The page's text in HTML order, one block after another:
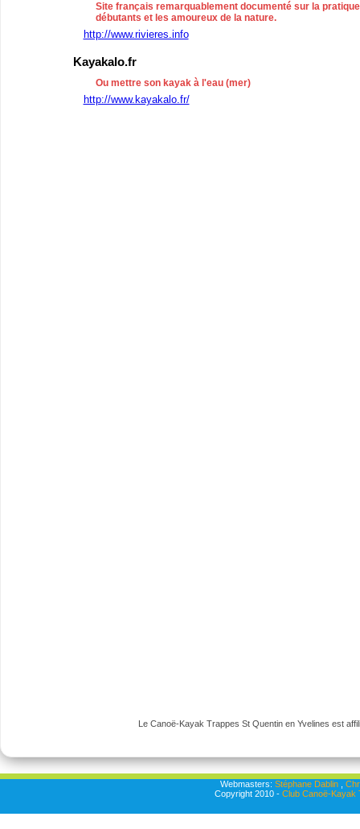
Site français remarquablement documenté sur la
débutants et les amoureux de la nature.
http://www.rivieres.info
Kayakalo.fr
Ou mettre son kayak à l'eau (mer)
http://www.kayakalo.fr/
Le Canoë-Kayak Trappes St Quentin en Yvelines est
Webmasters: Stéphane Dablin,
Copyright 2010 - Club Canoë-Kayak